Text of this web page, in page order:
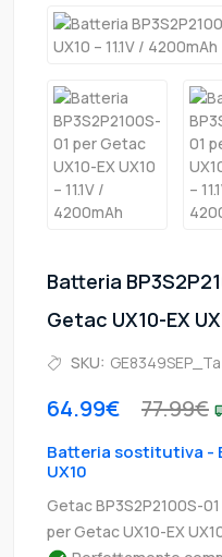
Batteria
Getac UX10-EX
SKU: GE8349SEP_Ta
64.99€ 77.99€
Batteria sostitutiva -
UX10
Getac BP3S2P2100S-
per Getac UX10-EX